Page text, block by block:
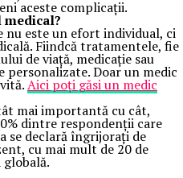
aceste complicații.
medical?
nu este un efort individual, ci
Fiindcă tratamentele, fie
de viață, medicație sau
Doar un medic
Aici poți găsi un medic
mai importantă cu cât,
dintre respondenții care
se declară îngrijorați de
cu mai mult de 20 de